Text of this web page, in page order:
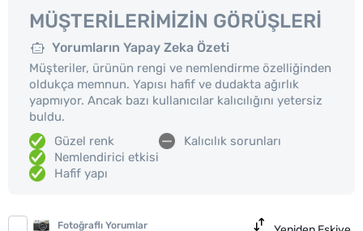
MÜŞTERILERIMIZIN GÖRÜŞLERI
Yorumların Yapay Zeka Özeti
Müşteriler, ürünün rengi ve nemlendirme özelliğinden
oldukça memnun. Yapısı hafif ve dudakta ağırlık
yapmıyor. Ancak bazı kullanıcılar kalıcılığını yetersiz
buldu.
Güzel renk
Nemlendirici etkisi
Hafif yapı
Kalıcılık sorunları
Fotoğraflı Yorumlar